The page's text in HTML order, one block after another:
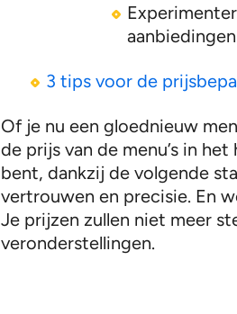
3 tips voor de
Of je nu een gloednieuw
de prijs van de menu’s in
bent, dankzij de volgende
vertrouwen en precisie. En
Je prijzen zullen niet meer
veronderstellingen.